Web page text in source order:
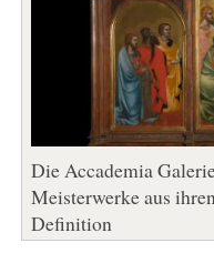
Die Accademia
Meisterwerke aus
Definition